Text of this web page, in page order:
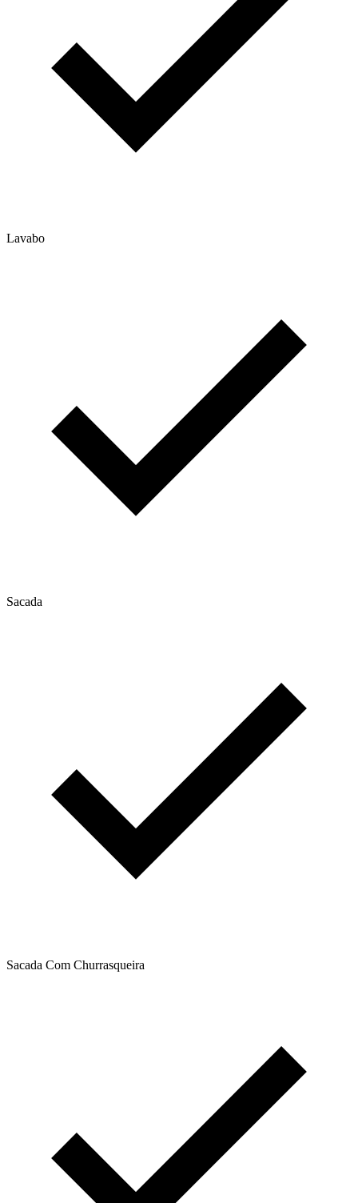
Lavabo
Sacada
Sacada Com Churrasqueira